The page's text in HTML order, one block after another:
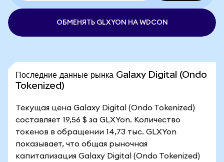
ОБМЕНЯТЬ GLXYON НА WDCON
Последние данные рынка Galaxy Digital (Ondo
Tokenized)
Текущая цена Galaxy Digital (Ondo Tokenized)
составляет 19,56 $ за GLXYon. Количество
токенов в обращении 14,73 тыс. GLXYon
показывает, что общая рыночная
капитализация Galaxy Digital (Ondo Tokenized)